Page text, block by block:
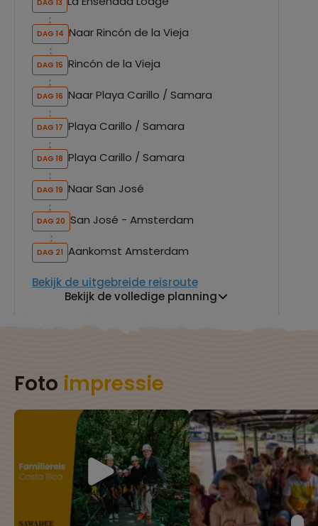
DAG 13
DAG 14 Naar Rincón de la Vieja
DAG 15 Rincón de la Vieja
DAG 16 Naar Playa Carillo / Samara
DAG 17 Playa Carillo / Samara
DAG 18 Playa Carillo / Samara
DAG 19 Naar San José
DAG 20 San José - Amsterdam
DAG 21 Aankomst Amsterdam
Bekijk de uitgebreide reisroute
Bekijk de volledige planning
Foto impressie